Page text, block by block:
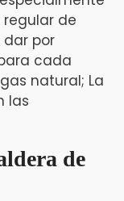
de
dar por
cada
natural; La
las
de